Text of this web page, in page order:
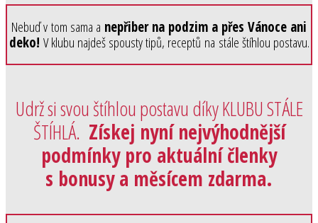
Nebuď v tom sama a nepřiber na podzim a přes Vánoce ani
deko! V klubu najdeš spousty tipů, receptů na stále štíhlou postavu.
Udrž si svou štíhlou postavu díky KLUBU STÁLE
ŠTÍHLÁ. Získej nyní nejvýhodnější
podmínky pro aktuální členky
s bonusy a měsícem zdarma.